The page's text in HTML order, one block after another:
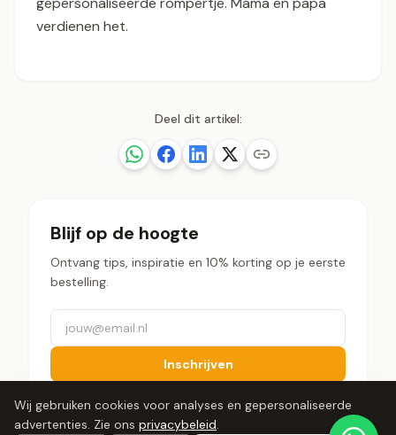
verdienen het.
Deel dit artikel:
Blijf op de hoogte
Ontvang tips, inspiratie en 10% korting op je eerste
bestelling.
Inschrijven
Wij gebruiken cookies voor analyses en gepersonaliseerde
advertenties. Zie ons privacybeleid.